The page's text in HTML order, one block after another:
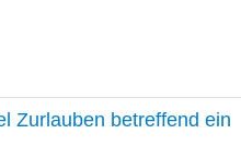
Zurlauben betreffend ein